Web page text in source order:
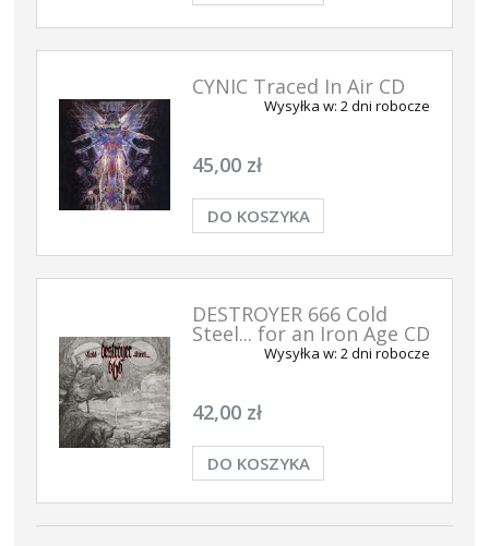
CYNIC Traced In Air CD
Wysyłka w: 2 dni robocze
45,00 zł
DO KOSZYKA
DESTROYER 666 Cold
Steel... for an Iron Age CD
Wysyłka w: 2 dni robocze
42,00 zł
DO KOSZYKA